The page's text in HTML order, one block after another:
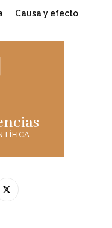
Causa y efecto